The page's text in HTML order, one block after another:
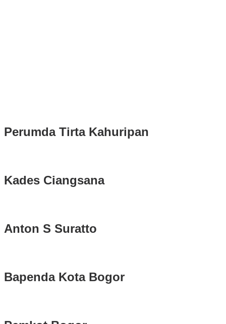
Perumda Tirta Kahuripan
Kades Ciangsana
Anton S Suratto
Bapenda Kota Bogor